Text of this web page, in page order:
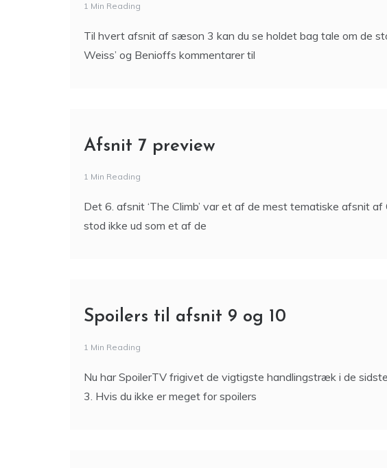
1 Min Reading
Til hvert afsnit af sæson 3 kan du se holdet bag tale om de
Weiss’ og Benioffs kommentarer til
Afsnit 7 preview
1 Min Reading
Det 6. afsnit ‘The Climb’ var et af de mest tematiske afsnit
stod ikke ud som et af de
Spoilers til afsnit 9 og 10
1 Min Reading
Nu har SpoilerTV frigivet de vigtigste handlingstræk i de
3. Hvis du ikke er meget for spoilers